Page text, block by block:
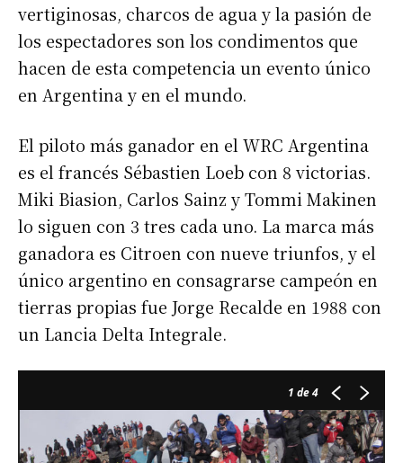
vertiginosas, charcos de agua y la pasión de
los espectadores son los condimentos que
hacen de esta competencia un evento único
en Argentina y en el mundo.
El piloto más ganador en el WRC Argentina
es el francés Sébastien Loeb con 8 victorias.
Miki Biasion, Carlos Sainz y Tommi Makinen
lo siguen con 3 tres cada uno. La marca más
ganadora es Citroen con nueve triunfos, y el
único argentino en consagrarse campeón en
tierras propias fue Jorge Recalde en 1988 con
un Lancia Delta Integrale.
1 de 4